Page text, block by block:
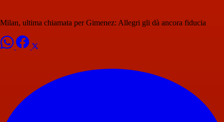
Milan, ultima chiamata per Gimenez: Allegri gli dà ancora fiducia